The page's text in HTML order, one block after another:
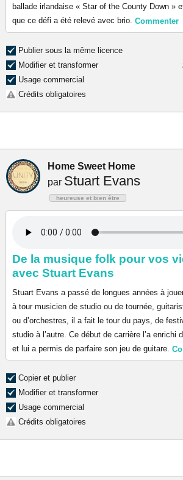
ballade irlandaise « Star of the County Down »
que ce défi a été relevé avec brio. Commenter
Publier sous la même licence
Modifier et transformer
Usage commercial
Crédits obligatoires
Home Sweet Home
par Stuart Evans
heureuse et bien être
De la musique folk pour vos
avec Stuart Evans
Stuart Evans a passé de longues années à
à tour musicien de studio ou de tournée,
ou d’orchestres, il a fait le tour du pays, de
studio à l’autre. Ce début de carrière l’a enrichi
et lui a permis de parfaire son jeu de guitare.
Copier et publier
Modifier et transformer
Usage commercial
Crédits obligatoires